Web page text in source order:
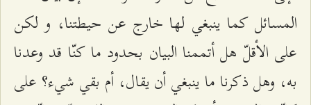
المسائل كما ينبغي لها خارج عن حيطتنا، و لكن
على الأقلّ هل أتممنا البيان بحدود ما كنّا قد وعدنا
به، وهل ذكرنا ما ينبغي أن يقال، أم بقي شيء؟ على